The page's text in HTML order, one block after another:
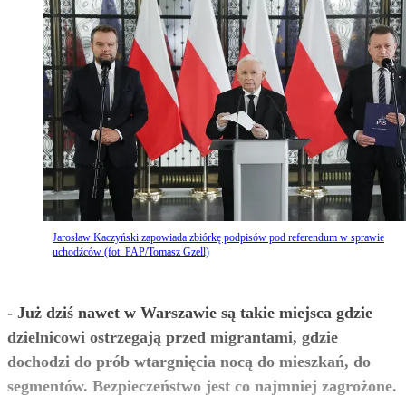
Jarosław Kaczyński zapowiada zbiórkę podpisów pod referendum w sprawie
uchodźców (fot. PAP/Tomasz Gzell)
- Już dziś nawet w Warszawie są takie miejsca gdzie
dzielnicowi ostrzegają przed migrantami, gdzie
dochodzi do prób wtargnięcia nocą do mieszkań, do
segmentów. Bezpieczeństwo jest co najmniej zagrożone.